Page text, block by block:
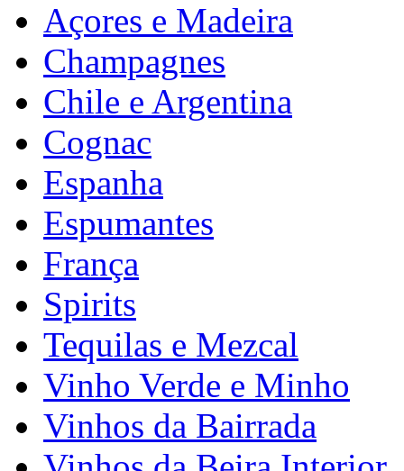
Açores e Madeira
Champagnes
Chile e Argentina
Cognac
Espanha
Espumantes
França
Spirits
Tequilas e Mezcal
Vinho Verde e Minho
Vinhos da Bairrada